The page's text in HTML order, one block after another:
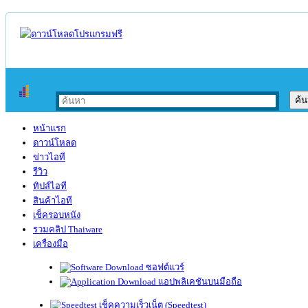
หน้าแรก
ดาวน์โหลด
ข่าวไอที
รีวิว
ทิปส์ไอที
สินค้าไอที
เช็ครอบหนัง
รวมคลิป Thaiware
เครื่องมือ
ซอฟต์แวร์
แอปพลิเคชันบนมือถือ
เช็คความเร็วเน็ต (Speedtest)